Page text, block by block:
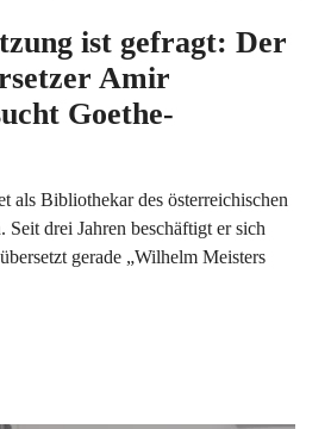
ist gefragt: Der
Amir
Goethe-
als Bibliothekar des österreichischen
drei Jahren beschäftigt er sich
gerade „Wilhelm Meisters